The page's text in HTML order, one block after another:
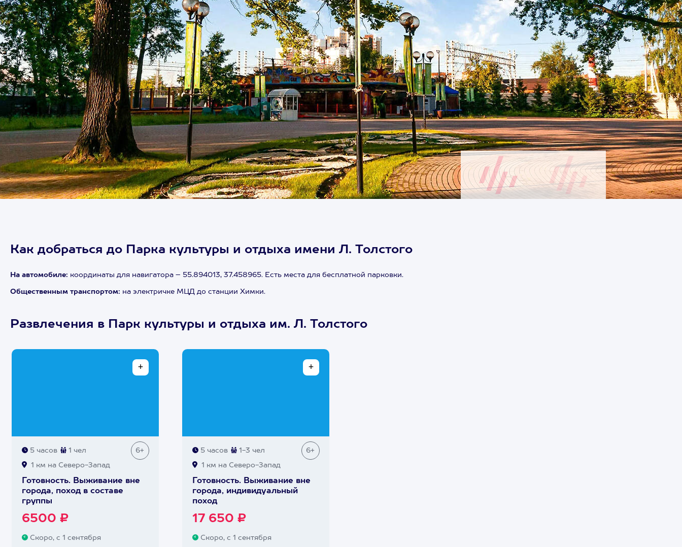
Как добраться до Парка культуры и отдыха имени Л. Толстого
На автомобиле: координаты для навигатора – 55.894013, 37.458965. Есть места для бесплатной парковки.
Общественным транспортом: на электричке МЦД до станции Химки.
Развлечения в Парк культуры и отдыха им. Л. Толстого
5 часов 1 чел 6+
1 км на Северо-Запад
Готовность. Выживание вне
города, поход в составе
группы
6500 ₽
Скоро, с 1 сентября
5 часов 1-3 чел 6+
1 км на Северо-Запад
Готовность. Выживание вне
города, индивидуальный
поход
17 650 ₽
Скоро, с 1 сентября